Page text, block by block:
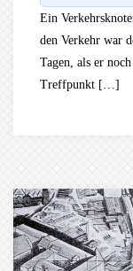
Ein
den Verkehr war
Tagen, als er
Treffpunkt […]